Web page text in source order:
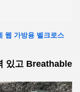
웹 가방용 벨크로스
있고 Breathable